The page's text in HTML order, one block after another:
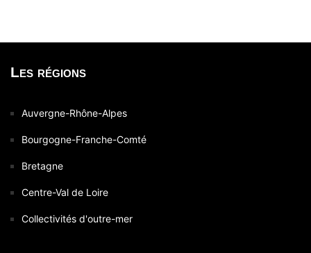
Les régions
Auvergne-Rhône-Alpes
Bourgogne-Franche-Comté
Bretagne
Centre-Val de Loire
Collectivités d'outre-mer